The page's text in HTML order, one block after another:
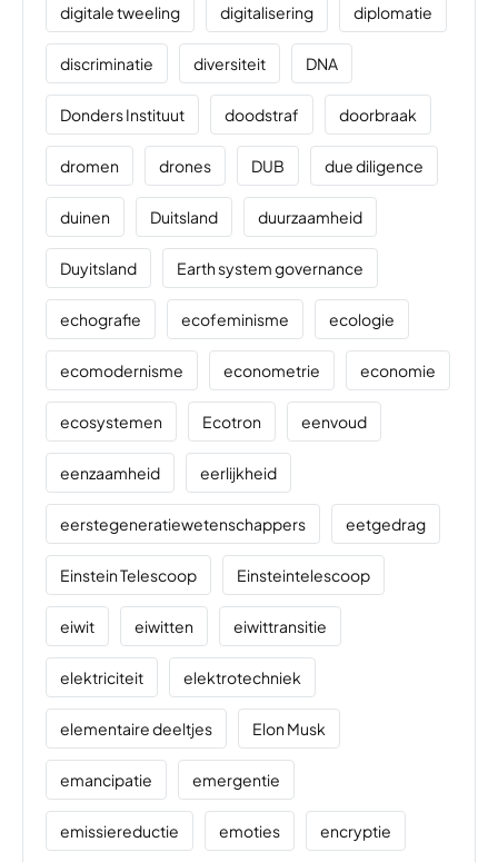
digitale tweeling digitalisering diplomatie
discriminatie diversiteit DNA
Donders Instituut doodstraf doorbraak
dromen drones DUB due diligence
duinen Duitsland duurzaamheid
Duyitsland Earth system governance
echografie ecofeminisme ecologie
ecomodernisme econometrie economie
ecosystemen Ecotron eenvoud
eenzaamheid eerlijkheid
eerstegeneratiewetenschappers eetgedrag
Einstein Telescoop Einsteintelescoop
eiwit eiwitten eiwittransitie
elektriciteit elektrotechniek
elementaire deeltjes Elon Musk
emancipatie emergentie
emissiereductie emoties encryptie